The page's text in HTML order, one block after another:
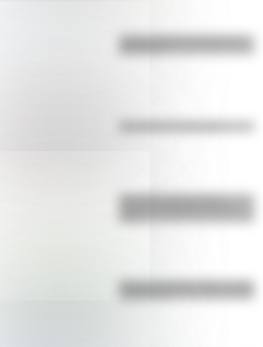
¿Sabías cómo fue la infancia de
Efemérides: tres cosas que
Bandera de Bolivia: historia, origen